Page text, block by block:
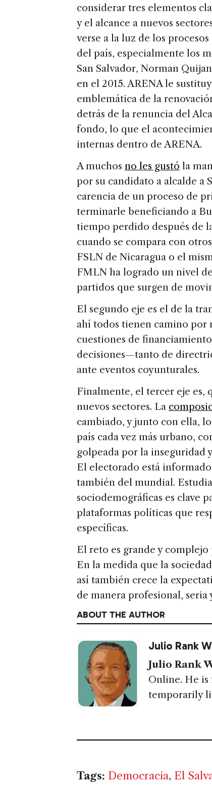
considerar tres elementos
y el alcance a nuevos
verse a la luz de los
del país, especialmente los
San Salvador, Norman
en el 2015. ARENA le
emblemática de la
detrás de la renuncia del
fondo, lo que el
internas dentro de ARENA.
A muchos no les gustó la
por su candidato a alcalde a
carencia de un proceso de
terminarle beneficiando a
tiempo perdido después de
cuando se compara con
FSLN de Nicaragua o el
FMLN ha logrado un nivel
partidos que surgen de
El segundo eje es el de la
ahí todos tienen camino por
cuestiones de
decisiones—tanto de
ante eventos coyunturales.
Finalmente, el tercer eje es,
nuevos sectores. La
cambiado, y junto con ella,
país cada vez más urbano,
golpeada por la inseguridad
El electorado está
también del mundial.
sociodemográficas es clave
plataformas políticas que
específicas.
El reto es grande y
En la medida que la
así también crece la
de manera profesional, seria
ABOUT THE AUTHOR
Julio Rank
Julio Rank
Online. He is
temporarily
Tags: Democracia, El